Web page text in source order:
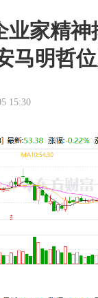
业家精神
马明哲
15:30